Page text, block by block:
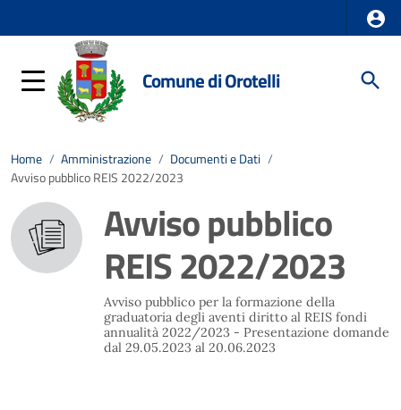
Comune di Orotelli
Home / Amministrazione / Documenti e Dati /
Avviso pubblico REIS 2022/2023
Avviso pubblico
REIS 2022/2023
Avviso pubblico per la formazione della
graduatoria degli aventi diritto al REIS fondi
annualità 2022/2023 - Presentazione domande
dal 29.05.2023 al 20.06.2023